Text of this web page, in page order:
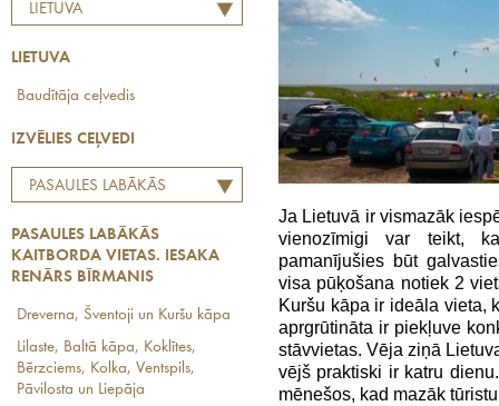
LIETUVA
LIETUVA
Baudītāja ceļvedis
IZVĒLIES CEĻVEDI
PASAULES LABĀKĀS
IESAKA RENĀRS BĪRMANIS
PASAULES LABĀKĀS
KAITBORDA VIETAS. IESAKA
RENĀRS BĪRMANIS
Dreverna, Šventoji un Kuršu kāpa
Lilaste, Baltā kāpa, Koklītes,
Bērzciems, Kolka, Ventspils,
Pāvilosta un Liepāja
Ja Lietuvā ir vismazāk
vienozīmigi var teikt,
pamanījušies būt
visa pūķošana notiek 2
Kuršu kāpa ir ideāla vieta,
aprgrūtināta ir piekļuve
stāvvietas. Vēja ziņā
vējš praktiski ir katru
mēnešos, kad mazāk